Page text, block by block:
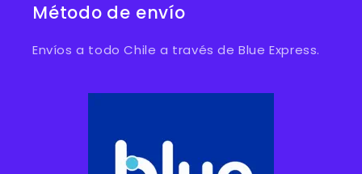
Método de envío
Envíos a todo Chile a través de Blue Express.